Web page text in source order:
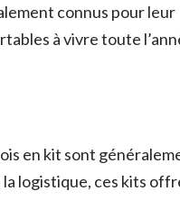
connus pour leur
à vivre toute
en kit sont
la logistique, ces kits